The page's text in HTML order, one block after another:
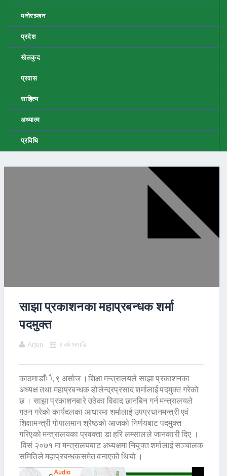
मनोरञ्जन
प्रदेश
खेलकुद
प्रवास
साहित्य
अध्यात्म
प्रविधि
साझा प्रकाशनका महाप्रबन्धक शर्मा
पदमुक्त
Arjun ९ वर्ष अगाडि
काठमाडाँै, ९ असोज ।शिक्षा मन्त्रालयले साझा प्रकाशनका
अध्यक्ष तथा महाप्रबन्धक डोलेन्द्रप्रसाद शर्मालाई पदमुक्त गरेको
छ । साझा प्रकाशनबारे उठेका विवाद छानबिन गर्न मन्त्रालयले
गठन गरेको कार्यदलका आधारमा शर्मालाई उपप्रधानमन्त्री एवं
शिक्षामन्त्री गोपालमान श्रेष्ठको आजको निर्णयबाट पदमुक्त
गरिएको मन्त्रालयका प्रवक्ता डा हरि लम्सालले जानकारी दिए ।
विसं २०७१ मा मन्त्रालयबाट अध्यक्षमा नियुक्त शर्मालाई सञ्चालक
समितिले महाप्रबन्धकसमेत बनाएको थियो ।